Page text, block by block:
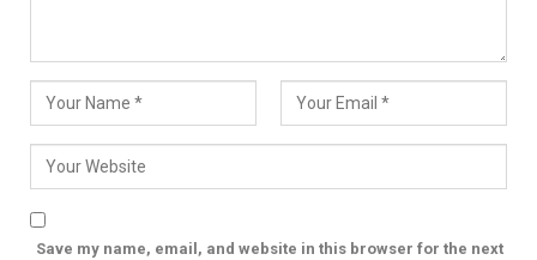
Save my name, email, and website in this browser for the next